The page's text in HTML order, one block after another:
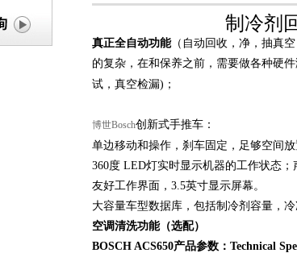
制冷剂
真正全自动功能（自动回收，净，抽真
的复杂，在和保养之前，需要做各种硬
试，真空检漏)；
博世Bosch创新式手推车：
单边移动和操作，刹车固定，足够空间放
360度 LED灯实时显示机器的工作状态
友好工作界面，3.5英寸显示屏幕。
大容量车型数据库，包括制冷剂容量，冷
空调清洗功能（选配）
BOSCH ACS650产品参数：Technical